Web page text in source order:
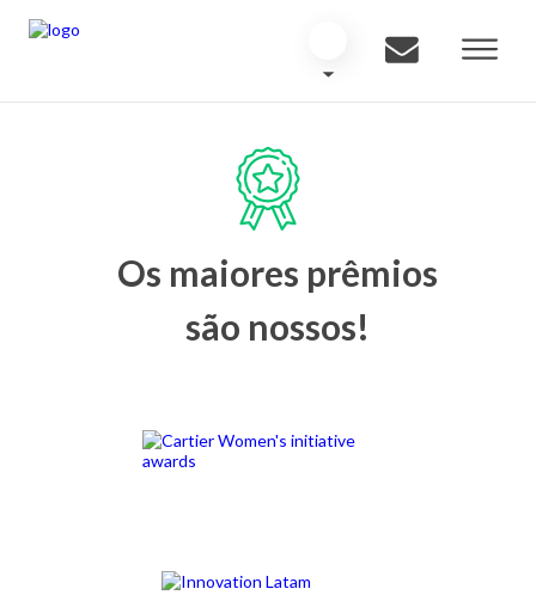
Os maiores prêmios
são nossos!